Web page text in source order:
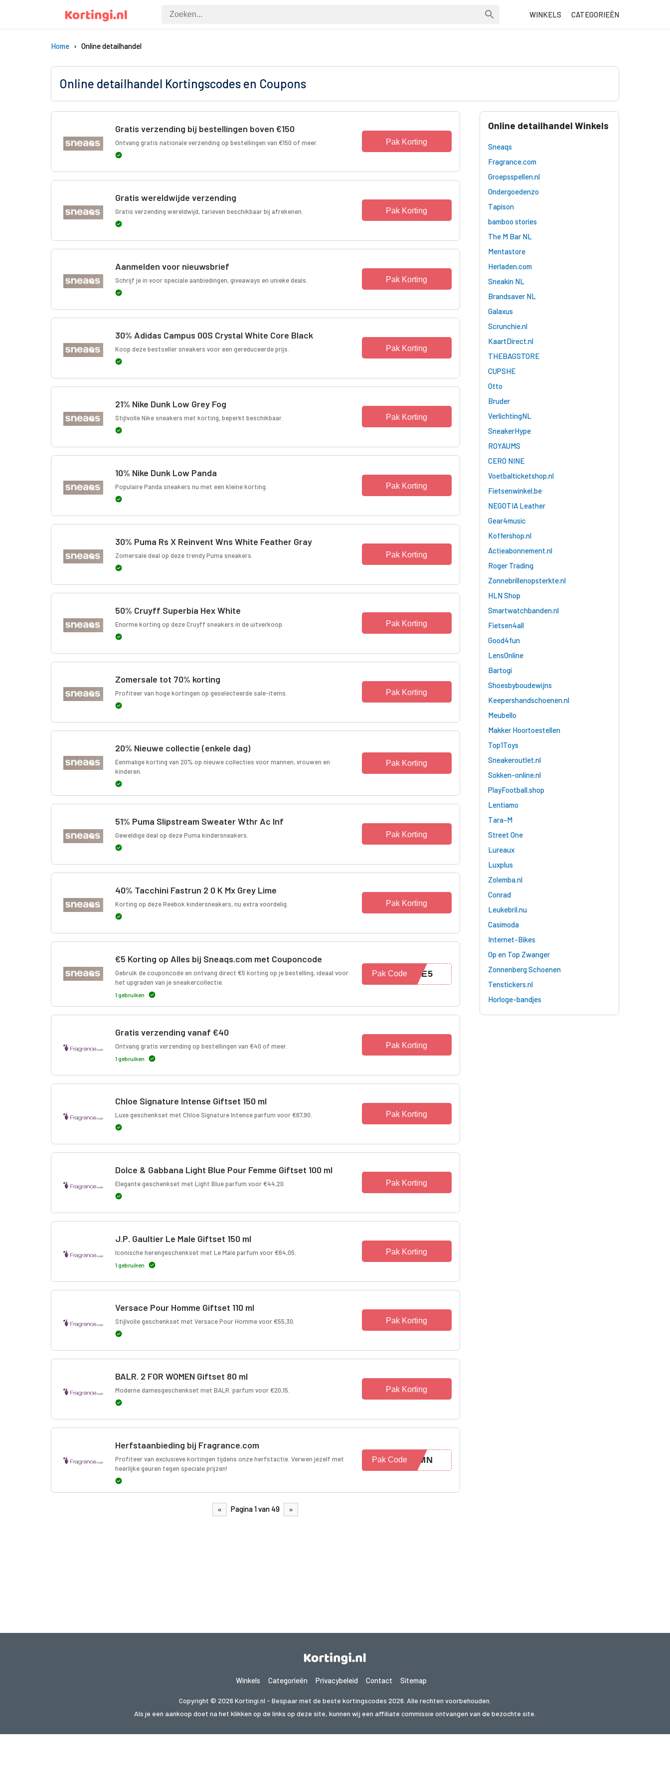
WINKELS CATEGORIEËN
Home Online detailhandel
Online detailhandel Kortingscodes en Coupons
Gratis verzending bij bestellingen boven €150
Ontvang gratis nationale verzending op bestellingen van €150 of meer. Pak Korting
Gratis wereldwijde verzending
Gratis verzending wereldwijd, tarieven beschikbaar bij afrekenen. Pak Korting
Aanmelden voor nieuwsbrief
Schrijf je in voor speciale aanbiedingen, giveaways en unieke deals. Pak Korting
30% Adidas Campus 00S Crystal White Core Black
Koop deze bestseller sneakers voor een gereduceerde prijs. Pak Korting
21% Nike Dunk Low Grey Fog
Stijlvolle Nike sneakers met korting, beperkt beschikbaar. Pak Korting
10% Nike Dunk Low Panda
Populaire Panda sneakers nu met een kleine korting. Pak Korting
30% Puma Rs X Reinvent Wns White Feather Gray
Zomersale deal op deze trendy Puma sneakers. Pak Korting
50% Cruyff Superbia Hex White
Enorme korting op deze Cruyff sneakers in de uitverkoop. Pak Korting
Zomersale tot 70% korting
Profiteer van hoge kortingen op geselecteerde sale-items. Pak Korting
20% Nieuwe collectie (enkele dag)
Eenmalige korting van 20% op nieuwe collecties voor mannen, vrouwen en
kinderen.
Pak Korting
51% Puma Slipstream Sweater Wthr Ac Inf
Geweldige deal op deze Puma kindersneakers. Pak Korting
40% Tacchini Fastrun 2 0 K Mx Grey Lime
Korting op deze Reebok kindersneakers, nu extra voordelig. Pak Korting
€5 Korting op Alles bij Sneaqs.com met Couponcode
Gebruik de couponcode en ontvang direct €5 korting op je bestelling, ideaal voor
het upgraden van je sneakercollectie.
1 gebruiken
OME5
Pak Code
Gratis verzending vanaf €40
Ontvang gratis verzending op bestellingen van €40 of meer.
1 gebruiken
Pak Korting
Chloe Signature Intense Giftset 150 ml
Luxe geschenkset met Chloe Signature Intense parfum voor €67,90. Pak Korting
Dolce & Gabbana Light Blue Pour Femme Giftset 100 ml
Elegante geschenkset met Light Blue parfum voor €44,20. Pak Korting
J.P. Gaultier Le Male Giftset 150 ml
Iconische herengeschenkset met Le Male parfum voor €64,05.
1 gebruiken
Pak Korting
Versace Pour Homme Giftset 110 ml
Stijlvolle geschenkset met Versace Pour Homme voor €55,30. Pak Korting
BALR. 2 FOR WOMEN Giftset 80 ml
Moderne damesgeschenkset met BALR. parfum voor €20,15. Pak Korting
Herfstaanbieding bij Fragrance.com
Profiteer van exclusieve kortingen tijdens onze herfstactie. Verwen jezelf met
heerlijke geuren tegen speciale prijzen!
TUMN
Pak Code
« Pagina 1 van 49 »
Online detailhandel Winkels
Sneaqs
Fragrance.com
Groepsspellen.nl
Ondergoedenzo
Tapison
bamboo stories
The M Bar NL
Mentastore
Herladen.com
Sneakin NL
Brandsaver NL
Galaxus
Scrunchie.nl
KaartDirect.nl
THEBAGSTORE
CUPSHE
Otto
Bruder
VerlichtingNL
SneakerHype
ROYAUMS
CERO NINE
Voetbalticketshop.nl
Fietsenwinkel.be
NEGOTIA Leather
Gear4music
Koffershop.nl
Actieabonnement.nl
Roger Trading
Zonnebrillenopsterkte.nl
HLN Shop
Smartwatchbanden.nl
Fietsen4all
Good4fun
LensOnline
Bartogi
Shoesbyboudewijns
Keepershandschoenen.nl
Meubello
Makker Hoortoestellen
Top1Toys
Sneakeroutlet.nl
Sokken-online.nl
PlayFootball.shop
Lentiamo
Tara-M
Street One
Lureaux
Luxplus
Zolemba.nl
Conrad
Leukebril.nu
Casimoda
Internet-Bikes
Op en Top Zwanger
Zonnenberg Schoenen
Tenstickers.nl
Horloge-bandjes
Winkels Categorieën Privacybeleid Contact Sitemap
Copyright © 2026 Kortingi.nl - Bespaar met de beste kortingscodes 2026. Alle rechten voorbehouden.
Als je een aankoop doet na het klikken op de links op deze site, kunnen wij een affiliate commissie ontvangen van de bezochte site.